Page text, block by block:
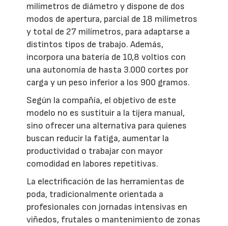
milímetros de diámetro y dispone de dos
modos de apertura, parcial de 18 milímetros
y total de 27 milímetros, para adaptarse a
distintos tipos de trabajo. Además,
incorpora una batería de 10,8 voltios con
una autonomía de hasta 3.000 cortes por
carga y un peso inferior a los 900 gramos.
Según la compañía, el objetivo de este
modelo no es sustituir a la tijera manual,
sino ofrecer una alternativa para quienes
buscan reducir la fatiga, aumentar la
productividad o trabajar con mayor
comodidad en labores repetitivas.
La electrificación de las herramientas de
poda, tradicionalmente orientada a
profesionales con jornadas intensivas en
viñedos, frutales o mantenimiento de zonas